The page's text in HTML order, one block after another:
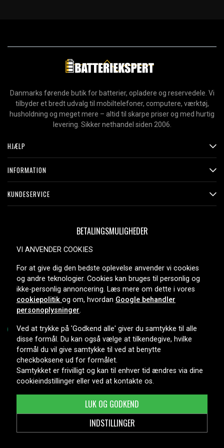
Danmarks førende butik for batterier, opladere og reservedele. Vi
tilbyder et bredt udvalg til mobiltelefoner, computere, værktøj,
husholdning og meget mere – altid til skarpe priser og med hurtig
levering. Sikker nethandel siden 2006.
HJÆLP
INFORMATION
KUNDESERVICE
BETALINGSMULIGHEDER
LEVERINGSMULIGHEDER
Copyright © 2026, Spares Nordic AB
VI ANVENDER COOKIES
For at give dig den bedste oplevelse anvender vi cookies
og andre teknologier. Cookies kan bruges til personlig og
ikke-personlig annoncering. Læs mere om dette i vores
cookiepolitik og om, hvordan Google behandler
personoplysninger.
Ved at trykke på 'Godkend alle' giver du samtykke til alle
disse formål. Du kan også vælge at tilkendegive, hvilke
formål du vil give samtykke til ved at benytte
checkboksene ud for formålet.
Samtykket er frivilligt og kan til enhver tid ændres via dine
cookieindstillinger eller ved at kontakte os.
INDSTILLINGER
LUK OG GODKEND